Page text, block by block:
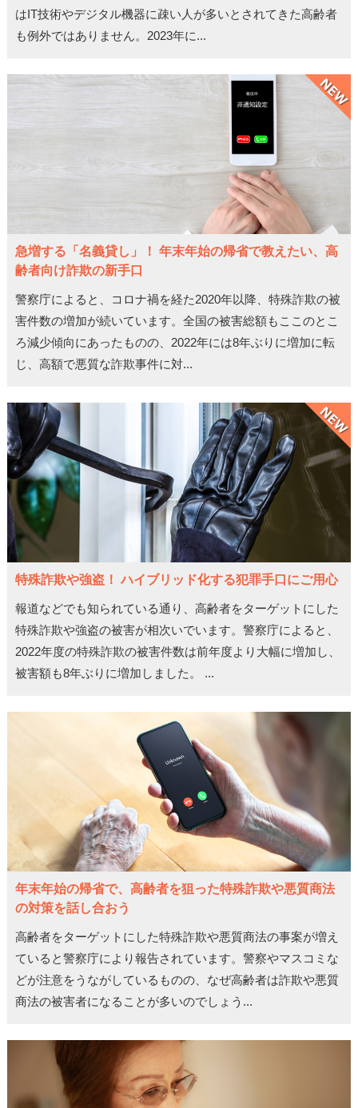
はIT技術やデジタル機器に疎い人が多いとされてきた高齢者
も例外ではありません。2023年に...
急増する「名義貸し」！ 年末年始の帰省で教えたい、高
齢者向け詐欺の新手口
警察庁によると、コロナ禍を経た2020年以降、特殊詐欺の被
害件数の増加が続いています。全国の被害総額もここのとこ
ろ減少傾向にあったものの、2022年には8年ぶりに増加に転
じ、高額で悪質な詐欺事件に対...
特殊詐欺や強盗！ ハイブリッド化する犯罪手口にご用心
報道などでも知られている通り、高齢者をターゲットにした
特殊詐欺や強盗の被害が相次いでいます。警察庁によると、
2022年度の特殊詐欺の被害件数は前年度より大幅に増加し、
被害額も8年ぶりに増加しました。 ...
年末年始の帰省で、高齢者を狙った特殊詐欺や悪質商法
の対策を話し合おう
高齢者をターゲットにした特殊詐欺や悪質商法の事案が増え
ていると警察庁により報告されています。警察やマスコミな
どが注意をうながしているものの、なぜ高齢者は詐欺や悪質
商法の被害者になることが多いのでしょう...